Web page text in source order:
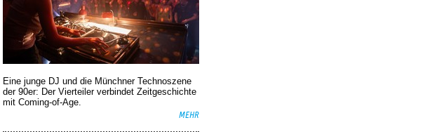
Eine junge DJ und die Münchner Technoszene
der 90er: Der Vierteiler verbindet Zeitgeschichte
mit Coming-of-Age.
MEHR